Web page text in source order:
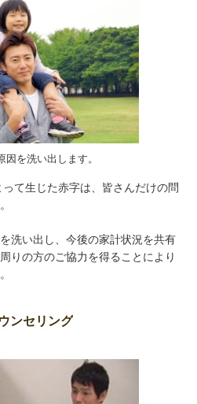
因を洗い出します。
て生じた赤字は、皆さんだけの問
洗い出し、今後の家計状況を共有
りの方のご協力を得ることにより
ンセリング